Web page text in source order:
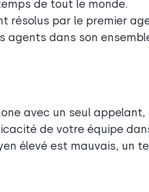
de tout le monde.
résolus par le premier
agents dans son
avec un seul appelant,
de votre équipe
élevé est mauvais, un